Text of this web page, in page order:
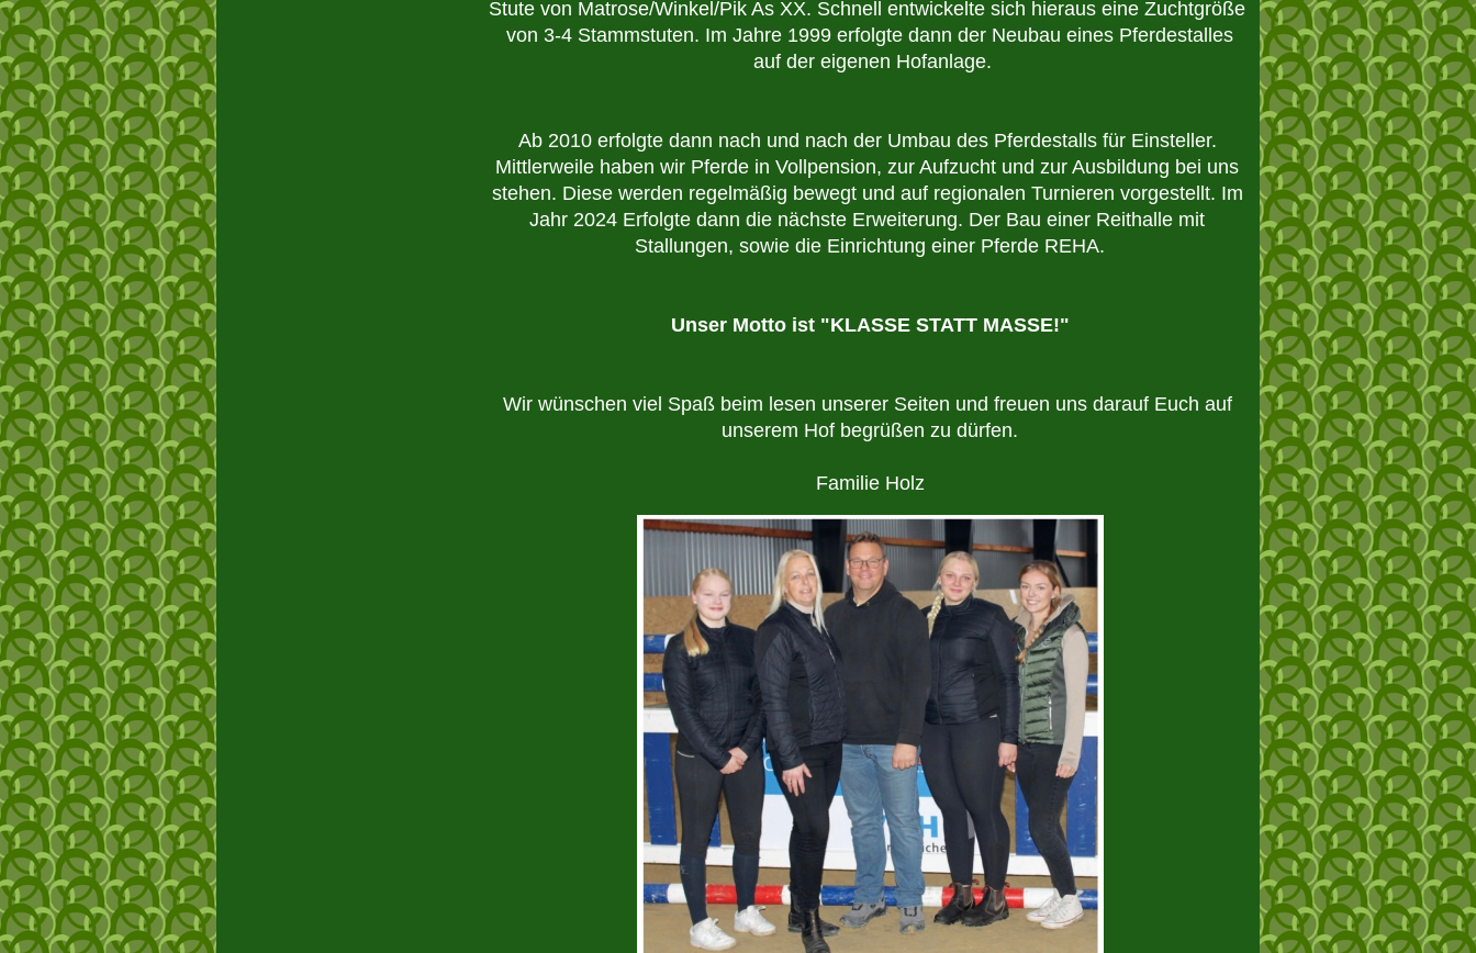
Stute von Matrose/Winkel/Pik As XX. Schnell entwickelte sich hieraus eine Zuchtgröße
von 3-4 Stammstuten. Im Jahre 1999 erfolgte dann der Neubau eines Pferdestalles
auf der eigenen Hofanlage.
Ab 2010 erfolgte dann nach und nach der Umbau des Pferdestalls für Einsteller.
Mittlerweile haben wir Pferde in Vollpension, zur Aufzucht und zur Ausbildung bei uns
stehen. Diese werden regelmäßig bewegt und auf regionalen Turnieren vorgestellt. Im
Jahr 2024 Erfolgte dann die nächste Erweiterung. Der Bau einer Reithalle mit
Unser Motto ist "KLASSE STATT MASSE!"
Wir wünschen viel Spaß beim lesen unserer Seiten und freuen uns darauf Euch auf
unserem Hof begrüßen zu dürfen.
Familie Holz